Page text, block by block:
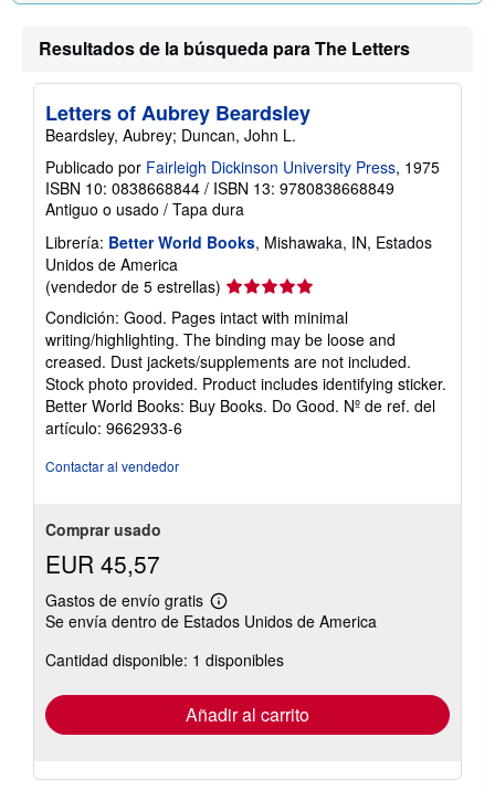
Resultados de la búsqueda para The Letters
Letters of Aubrey Beardsley
Beardsley, Aubrey; Duncan, John L.
Publicado por Fairleigh Dickinson University Press, 1975
ISBN 10: 0838668844 / ISBN 13: 9780838668849
Antiguo o usado / Tapa dura
Librería: Better World Books, Mishawaka, IN, Estados
Unidos de America
(vendedor de 5 estrellas) Calificación
vendedor:
5
de
5
estrellas
Condición: Good. Pages intact with minimal
writing/highlighting. The binding may be loose and
creased. Dust jackets/supplements are not included.
Stock photo provided. Product includes identifying sticker.
Better World Books: Buy Books. Do Good. Nº de ref. del
artículo: 9662933-6
Contactar al vendedor
Comprar usado
EUR 45,57
Gastos de envío gratis
Más
información
las
tarifas
envío
Se envía dentro de Estados Unidos de America
Cantidad disponible: 1 disponibles
Añadir al carrito